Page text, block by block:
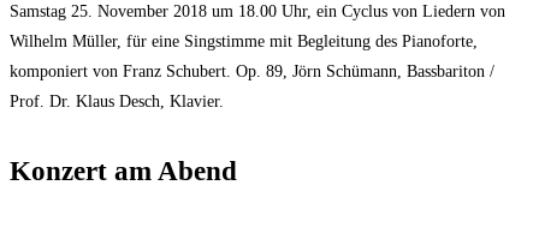
Samstag 25. November 2018 um 18.00 Uhr, ein Cyclus von Liedern von
Wilhelm Müller, für eine Singstimme mit Begleitung des Pianoforte,
komponiert von Franz Schubert. Op. 89, Jörn Schümann, Bassbariton /
Prof. Dr. Klaus Desch, Klavier.
Konzert am Abend